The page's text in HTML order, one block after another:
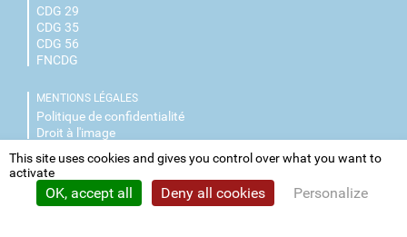
CDG 29
CDG 35
CDG 56
FNCDG
MENTIONS LÉGALES
Politique de confidentialité
Droit à l'image
NOUS CONTACTER
Facebook
LinkedIn
This site uses cookies and gives you control over what you want to
activate
OK, accept all Deny all cookies Personalize